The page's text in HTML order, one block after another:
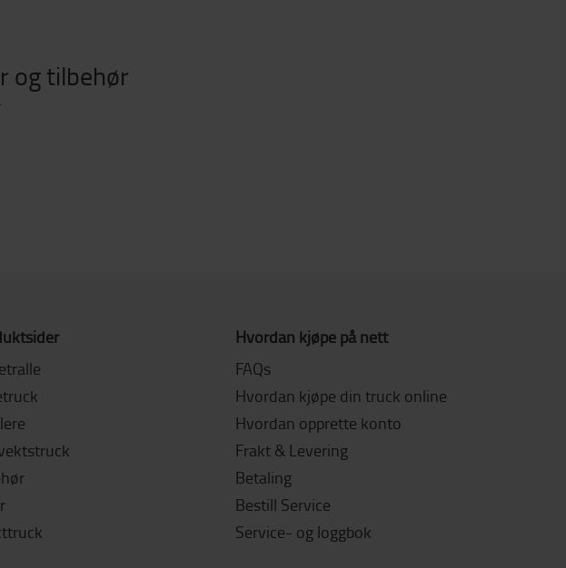
og tilbehør
Hvordan kjøpe på nett
FAQs
Hvordan kjøpe din truck online
Hvordan opprette konto
Frakt & Levering
Betaling
Bestill Service
Service- og loggbok